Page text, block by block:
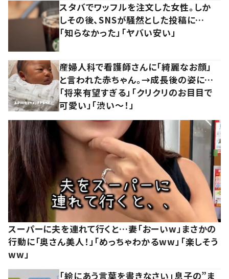
スタバでワッフルを注文した女性。しか
しその後、SNSが騒然とした投稿に…
「知らなかった」「ヤバい安い」
産婦人科で看護師さんに「綺麗なお顔」
と言われた赤ちゃん。→成長後の姿に…
「将来有望すぎる」「クリクリのお目目で
可愛い」「渋い～！」
スーパーに夫を連れて行くと…妻「おーいw」まさかの
行動に「奥さん美人！」「めっちゃわかるww」「楽しそう
ww」
「絵にあう言葉を書きなさい」息子の”ま